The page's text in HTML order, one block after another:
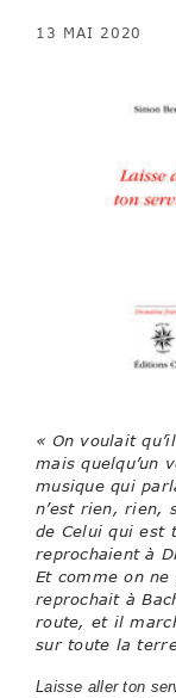
13 MAI 2020
« On voulait
mais quelqu’un
musique qui
n’est rien, rien,
de Celui qui est
reprochaient à
Et comme on
reprochait à
route, et il
sur toute la
Laisse aller ton